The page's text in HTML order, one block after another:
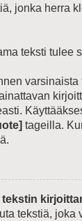
jonka herra
teksti tulee
varsinaista
tageilla.
tekstiä, joka